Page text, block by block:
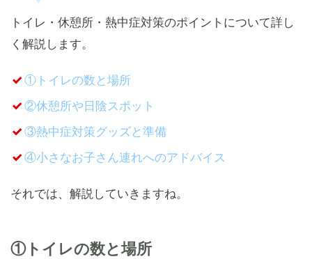
トイレ・休憩所・熱中症対策のポイントについて詳し
く解説します。
①トイレの数と場所
②休憩所や日陰スポット
③熱中症対策グッズと準備
④小さなお子さん連れへのアドバイス
それでは、解説していきますね。
①トイレの数と場所